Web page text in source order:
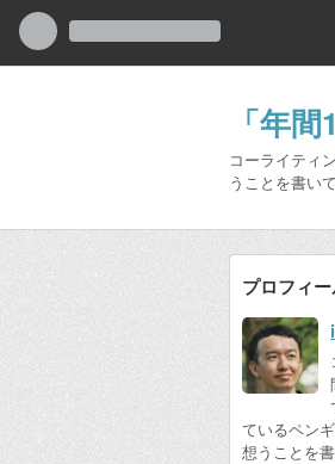
「年
コーライティ
うことを書いて
プロフィ
ているペン
想うことを書